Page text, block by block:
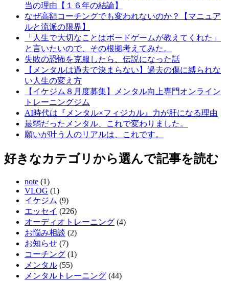
当の理由【１６年の結論】
なぜ高額コーチングでも変われないのか？【マニュア
ルと流派の限界】
「人生で大切なことはボードゲームが教えてくれた」
と言いたいので、その根拠考えてみた。
失敗の恐怖を克服したら、伝説になった話
【メンタルは過去で決まらない】過去の傷に縛られな
い人生の変え方
【イケジム８月度募集】メンタル向上専門オンライン
トレーニングジム
AI時代は『メンタル×フィジカル』力が肝になる理由
最弱だったメンタル、これで変わりました。
願いが叶う人のリアルは、これです。
好きなカテゴリから選んで記事を読む
note (1)
VLOG (1)
イケジム (9)
エッセイ (226)
オーディオトレーニング (4)
お悩み相談 (2)
お知らせ (7)
コーチング (1)
メンタル (55)
メンタルトレーニング (44)